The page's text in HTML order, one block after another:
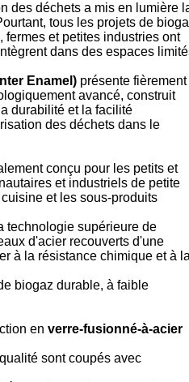
des déchets a mis en lumière
tous les projets de
et petites industries ont
dans des espaces
Enamel) présente fièrement
avancé, construit
durabilité et la facilité
des déchets dans le
conçu pour les petits et
et industriels de petite
et les sous-produits
technologie supérieure de
d'acier recouverts d'une
à la résistance chimique et à la
biogaz durable, à faible
en verre-fusionné-à-acier
sont coupés avec